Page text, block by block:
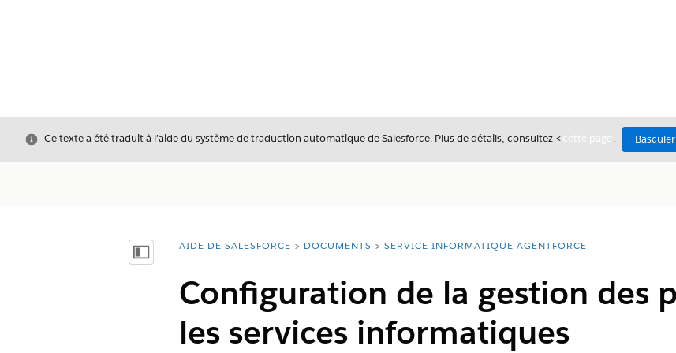
Fermer
Ce texte a été traduit à l’aide du système de traduction automatique de Salesforce. Plus de détails, consultez <cette page .
Afficher la table des matières
Vous êtes ici :
AIDE DE SALESFORCE DOCUMENTS SERVICE INFORMATIQUE AGENTFORCE
Configuration de la gestion des
les services informatiques